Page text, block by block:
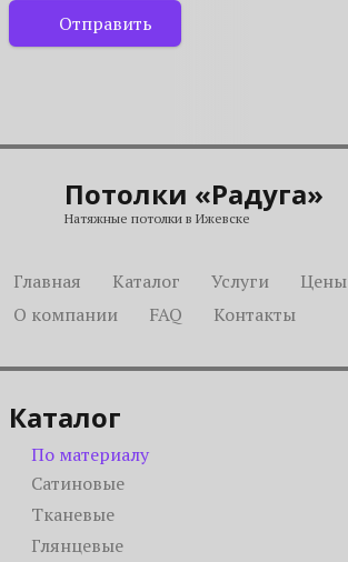
Отправить
Потолки «Радуга»
Натяжные потолки в Ижевске
Главная Каталог Услуги Цены
О компании
FAQ Контакты
Каталог
По материалу
Сатиновые
Тканевые
Глянцевые